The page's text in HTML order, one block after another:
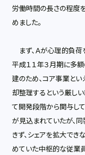
労働時間の長さの程度
めました。
まず、Ａが心理的負
平成１１年３月期に多
建のため、コア事業と
却整理するという厳し
て開発段階から関与し
が見込まれていたが、
きず、シェアを拡大でき
めていた中枢的な従業